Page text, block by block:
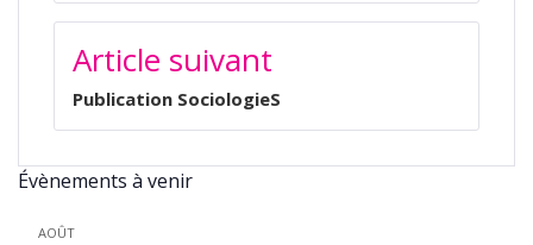
Article suivant
Publication SociologieS
Évènements à venir
AOÛT